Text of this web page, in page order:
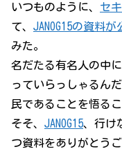
いつものように、 セ
て、 JANOG15の資料
みた。
名だたる有名人の中
っていらっしゃるん
民であることを悟る
そそ、 JANOG15、行け
つ資料をありがとう